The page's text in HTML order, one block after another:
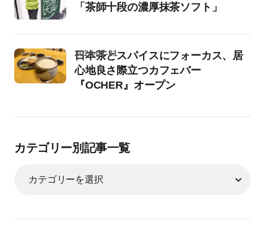
「茶師十段の濃厚抹茶ソフト」
日本茶とスパイスにフォーカス、居
心地良さ際立つカフェバー
『OCHER』オープン
2026-07-31
カテゴリー別記事一覧